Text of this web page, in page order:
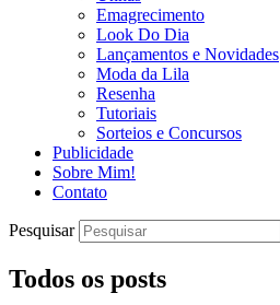
Emagrecimento
Look Do Dia
Lançamentos e Novidades
Moda da Lila
Resenha
Tutoriais
Sorteios e Concursos
Publicidade
Sobre Mim!
Contato
Pesquisar
Todos os posts